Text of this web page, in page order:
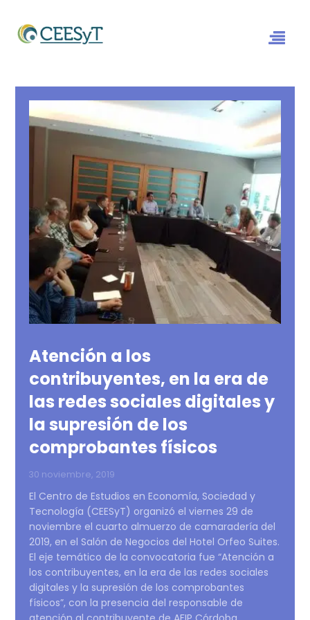
Atención a los
contribuyentes, en la era de
las redes sociales digitales y
la supresión de los
comprobantes físicos
30 noviembre, 2019
El Centro de Estudios en Economía, Sociedad y
Tecnología (CEESyT) organizó el viernes 29 de
noviembre el cuarto almuerzo de camaradería del
2019, en el Salón de Negocios del Hotel Orfeo Suites.
El eje temático de la convocatoria fue “Atención a
los contribuyentes, en la era de las redes sociales
digitales y la supresión de los comprobantes
físicos”, con la presencia del responsable de